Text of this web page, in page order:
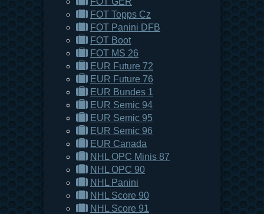
FOT Topps Cz
FOT Panini DFB
FOT Boot
FOT MS 26
EUR Future 72
EUR Future 76
EUR Bundes 1
EUR Semic 94
EUR Semic 95
EUR Semic 96
EUR Canada
NHL OPC Minis 87
NHL OPC 90
NHL Panini
NHL Score 90
NHL Score 91